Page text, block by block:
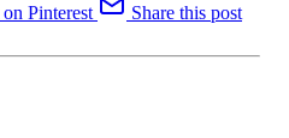
Pinterest
Share this post